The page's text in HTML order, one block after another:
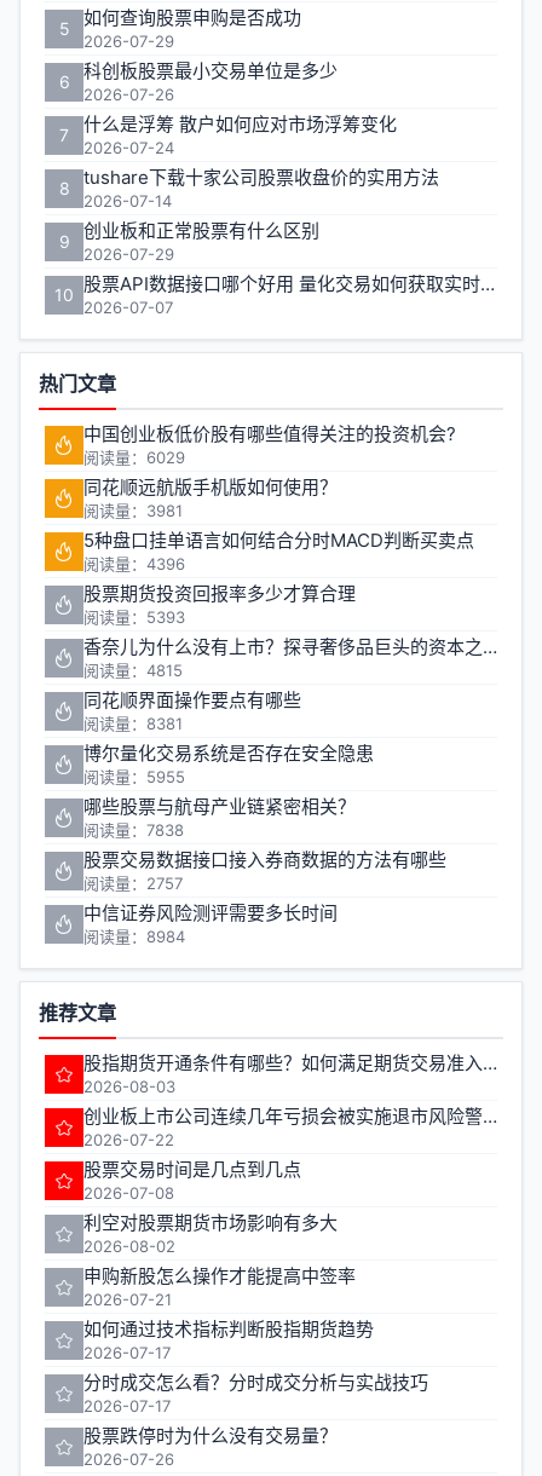
5 如何查询股票申购是否成功
2026-07-29
6 科创板股票最小交易单位是多少
2026-07-26
7 什么是浮筹 散户如何应对市场浮筹变化
2026-07-24
8 tushare下载十家公司股票收盘价的实用方法
2026-07-14
9 创业板和正常股票有什么区别
2026-07-29
10 股票API数据接口哪个好用 量化交易如何获取实时行情
2026-07-07
热门文章
中国创业板低价股有哪些值得关注的投资机会?
阅读量：6029
同花顺远航版手机版如何使用？
阅读量：3981
5种盘口挂单语言如何结合分时MACD判断买卖点
阅读量：4396
股票期货投资回报率多少才算合理
阅读量：5393
香奈儿为什么没有上市？探寻奢侈品巨头的资本之路
阅读量：4815
同花顺界面操作要点有哪些
阅读量：8381
博尔量化交易系统是否存在安全隐患
阅读量：5955
哪些股票与航母产业链紧密相关？
阅读量：7838
股票交易数据接口接入券商数据的方法有哪些
阅读量：2757
中信证券风险测评需要多长时间
阅读量：8984
推荐文章
股指期货开通条件有哪些？如何满足期货交易准入要求？
2026-08-03
创业板上市公司连续几年亏损会被实施退市风险警示
2026-07-22
股票交易时间是几点到几点
2026-07-08
利空对股票期货市场影响有多大
2026-08-02
申购新股怎么操作才能提高中签率
2026-07-21
如何通过技术指标判断股指期货趋势
2026-07-17
分时成交怎么看？分时成交分析与实战技巧
2026-07-17
股票跌停时为什么没有交易量？
2026-07-26